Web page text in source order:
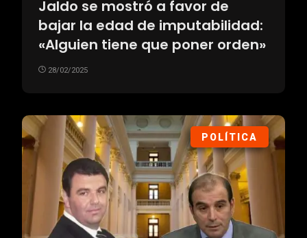
Jaldo se mostró a favor de
bajar la edad de imputabilidad:
«Alguien tiene que poner orden»
28/02/2025
POLÍTICA